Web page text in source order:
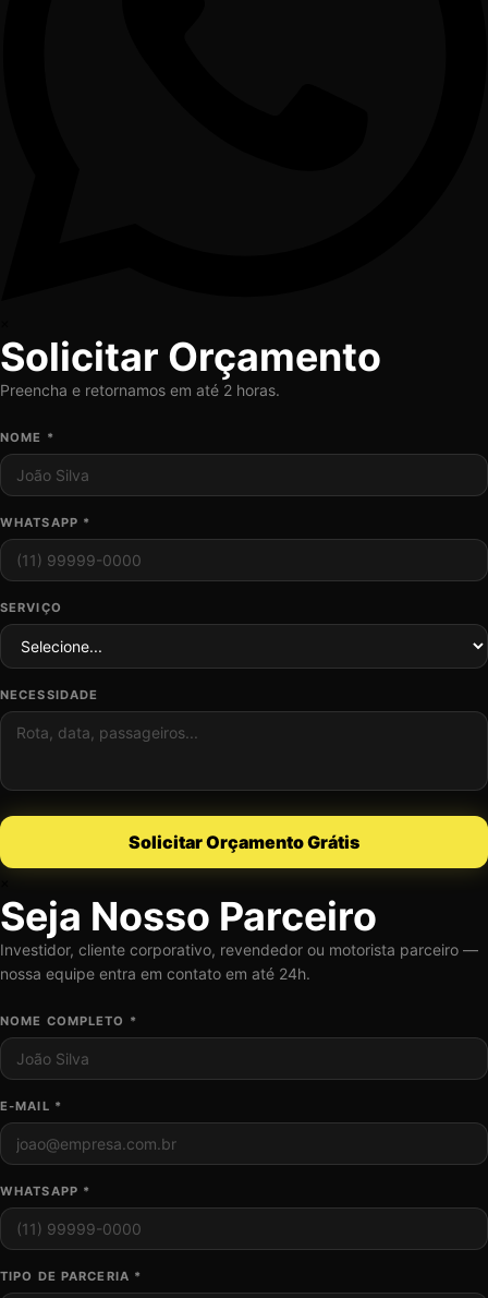
Solicitar Orçamento
Preencha e retornamos em até 2 horas.
NOME *
WHATSAPP *
SERVIÇO
NECESSIDADE
Solicitar Orçamento Grátis
Seja Nosso Parceiro
Investidor, cliente corporativo, revendedor ou motorista parceiro —
nossa equipe entra em contato em até 24h.
NOME COMPLETO *
E-MAIL *
WHATSAPP *
TIPO DE PARCERIA *